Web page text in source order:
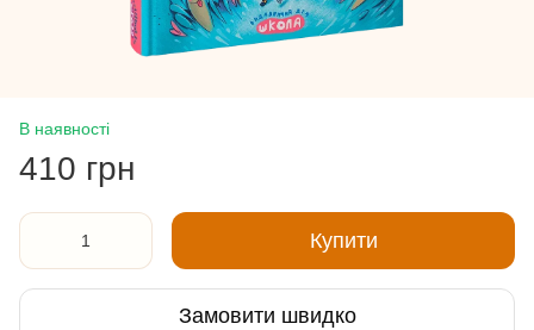
В наявності
410 грн
Купити
Замовити швидко